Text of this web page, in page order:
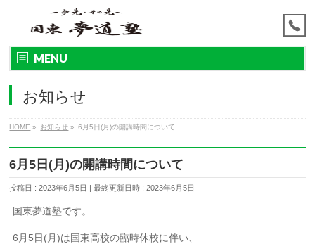
MENU
お知らせ
HOME » お知らせ » 6月5日(月)の開講時間について
6月5日(月)の開講時間について
投稿日 : 2023年6月5日 最終更新日時 : 2023年6月5日
国東夢道塾です。
6月5日(月)は国東高校の臨時休校に伴い、